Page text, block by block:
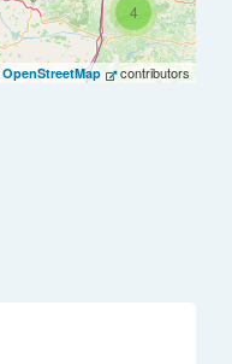
4
OpenStreetMap contributors